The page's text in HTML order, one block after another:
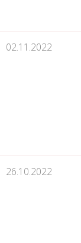
02.11.2022
26.10.2022